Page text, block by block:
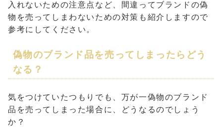
入れないための注意点など、間違ってブランドの偽
物を売ってしまわないための対策も紹介しますので
参考にしてください。
偽物のブランド品を売ってしまったらどう
なる？
気をつけていたつもりでも、万が一偽物のブランド
品を売ってしまった場合に、どうなるのでしょう
か？